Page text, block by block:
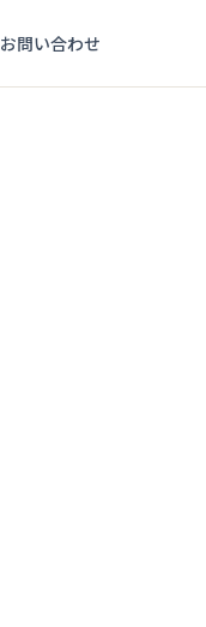
お問い合わせ